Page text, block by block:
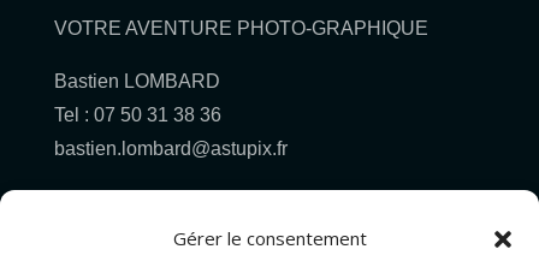
Gérer le consentement
VOTRE AVENTURE PHOTO-GRAPHIQUE
Bastien LOMBARD
Tel : 07 50 31 38 36
bastien.lombard@astupix.fr